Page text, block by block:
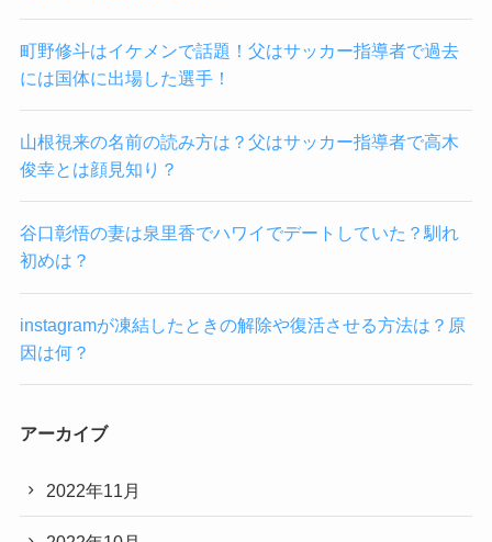
町野修斗はイケメンで話題！父はサッカー指導者で過去
には国体に出場した選手！
山根視来の名前の読み方は？父はサッカー指導者で高木
俊幸とは顔見知り？
谷口彰悟の妻は泉里香でハワイでデートしていた？馴れ
初めは？
instagramが凍結したときの解除や復活させる方法は？原
因は何？
アーカイブ
2022年11月